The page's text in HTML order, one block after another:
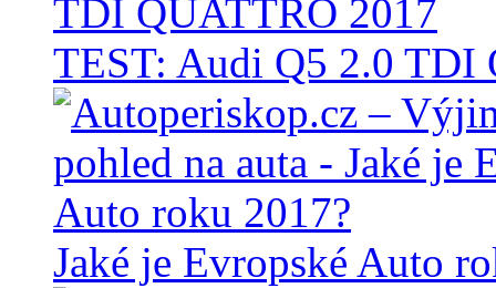
TEST: Audi Q5 2.0 TDI
Jaké je Evropské Auto